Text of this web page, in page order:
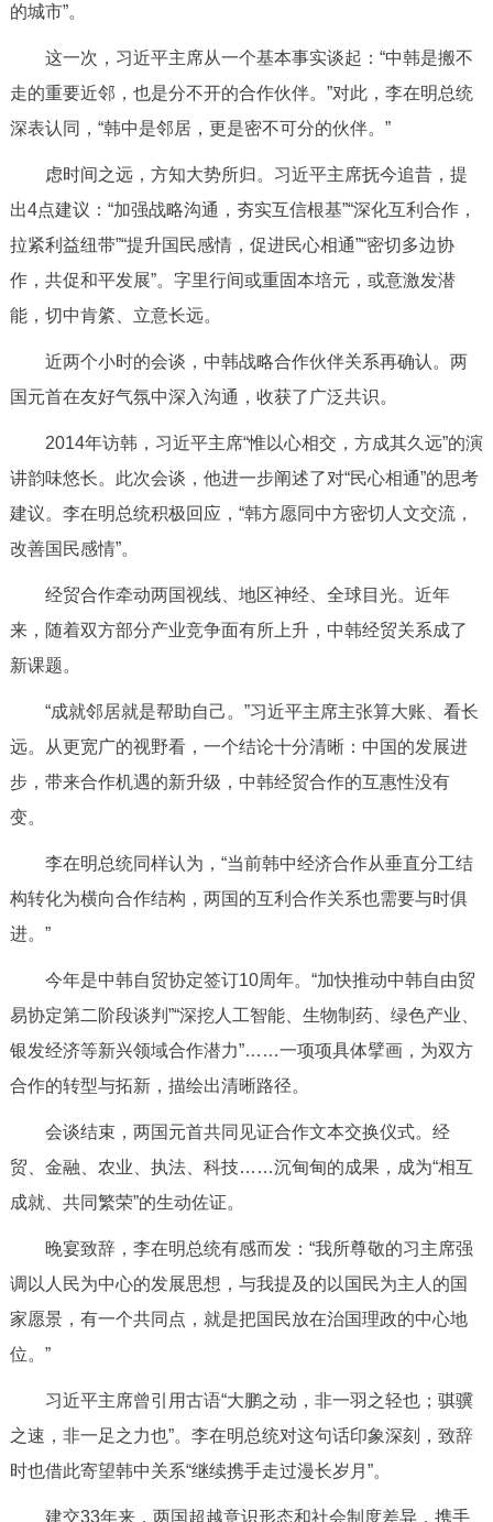
的城市”。
这一次，习近平主席从一个基本事实谈起：“中韩是搬不
走的重要近邻，也是分不开的合作伙伴。”对此，李在明总统
深表认同，“韩中是邻居，更是密不可分的伙伴。”
虑时间之远，方知大势所归。习近平主席抚今追昔，提
出4点建议：“加强战略沟通，夯实互信根基”“深化互利合作，
拉紧利益纽带”“提升国民感情，促进民心相通”“密切多边协
作，共促和平发展”。字里行间或重固本培元，或意激发潜
能，切中肯綮、立意长远。
近两个小时的会谈，中韩战略合作伙伴关系再确认。两
国元首在友好气氛中深入沟通，收获了广泛共识。
2014年访韩，习近平主席“惟以心相交，方成其久远”的演
讲韵味悠长。此次会谈，他进一步阐述了对“民心相通”的思考
建议。李在明总统积极回应，“韩方愿同中方密切人文交流，
改善国民感情”。
经贸合作牵动两国视线、地区神经、全球目光。近年
来，随着双方部分产业竞争面有所上升，中韩经贸关系成了
新课题。
“成就邻居就是帮助自己。”习近平主席主张算大账、看长
远。从更宽广的视野看，一个结论十分清晰：中国的发展进
步，带来合作机遇的新升级，中韩经贸合作的互惠性没有
变。
李在明总统同样认为，“当前韩中经济合作从垂直分工结
构转化为横向合作结构，两国的互利合作关系也需要与时俱
进。”
今年是中韩自贸协定签订10周年。“加快推动中韩自由贸
易协定第二阶段谈判”“深挖人工智能、生物制药、绿色产业、
银发经济等新兴领域合作潜力”……一项项具体擘画，为双方
合作的转型与拓新，描绘出清晰路径。
会谈结束，两国元首共同见证合作文本交换仪式。经
贸、金融、农业、执法、科技……沉甸甸的成果，成为“相互
成就、共同繁荣”的生动佐证。
晚宴致辞，李在明总统有感而发：“我所尊敬的习主席强
调以人民为中心的发展思想，与我提及的以国民为主人的国
家愿景，有一个共同点，就是把国民放在治国理政的中心地
位。”
习近平主席曾引用古语“大鹏之动，非一羽之轻也；骐骥
之速，非一足之力也”。李在明总统对这句话印象深刻，致辞
时也借此寄望韩中关系“继续携手走过漫长岁月”。
建交33年来，两国超越意识形态和社会制度差异，携手